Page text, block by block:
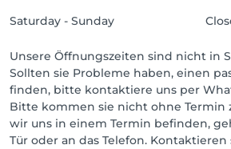
Saturday - Sunday
Unsere Öffnungszeiten sind nicht in
Sollten sie Probleme haben, einen
finden, bitte kontaktiere uns per
Bitte kommen sie nicht ohne Termin
wir uns in einem Termin befinden,
Tür oder an das Telefon.